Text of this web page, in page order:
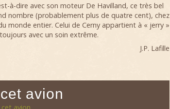
à-dire avec son moteur De Havilland, ce très bel
nombre (probablement plus de quatre cent), chez
monde entier. Celui de Cerny appartient à « jerry »
avec un soin extrême.
J.P. Lafille
avion
avion